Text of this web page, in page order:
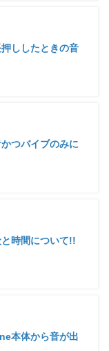
ししたときの音
つバイブのみに
時間について!!
本体から音が出